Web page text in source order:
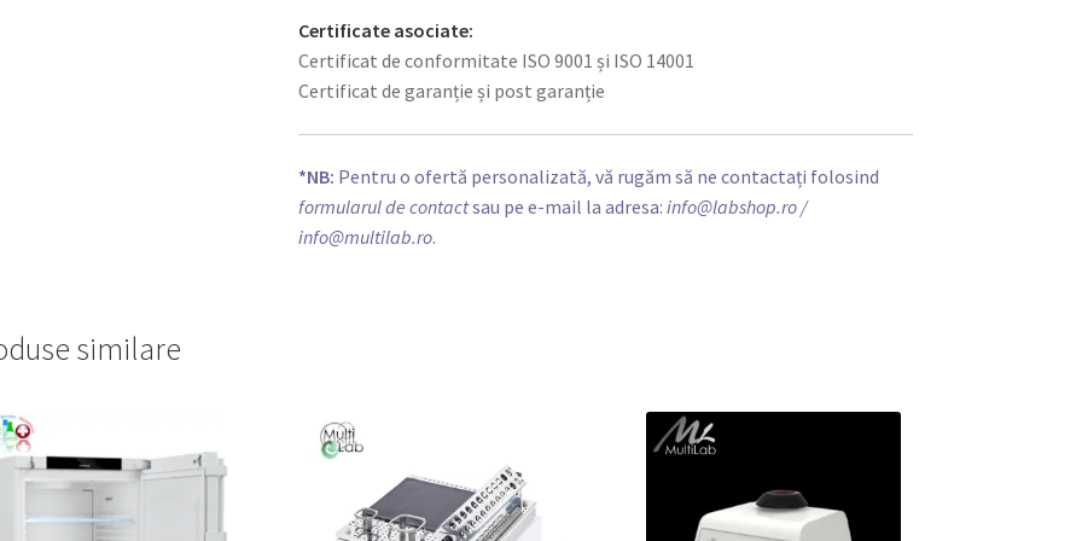
Certificate asociate:
Certificat de conformitate ISO 9001 și ISO 14001
Certificat de garanție și post garanție
*NB: Pentru o ofertă personalizată, vă rugăm să ne contactați folosind
formularul de contactsau pe e-mail la adresa:info@labshop.ro/
info@multilab.ro.
similare